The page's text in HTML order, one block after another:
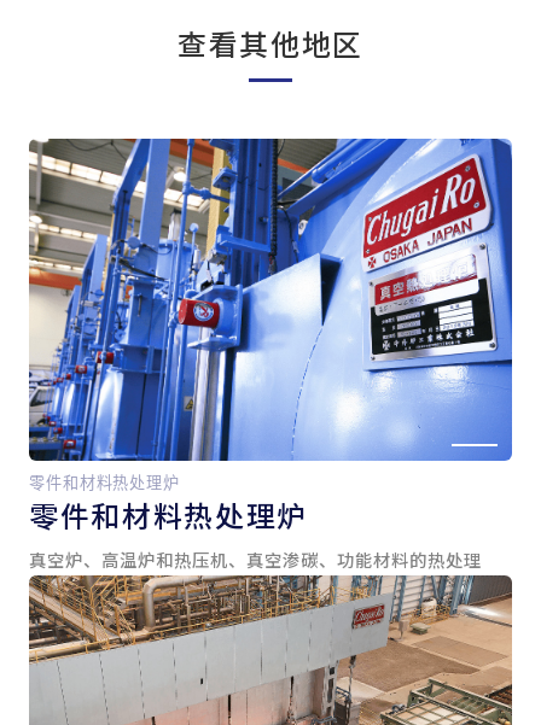
查看其他地区
零件和材料热处理炉
零件和材料热处理炉
真空炉、高温炉和热压机、真空渗碳、功能材料的热处理